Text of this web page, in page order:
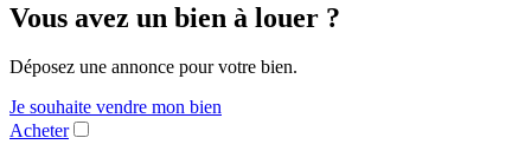
Vous avez un bien à louer ?
Déposez une annonce pour votre bien.
Je souhaite vendre mon bien
Acheter